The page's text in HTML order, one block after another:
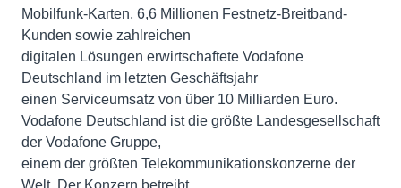
Mobilfunk-Karten, 6,6 Millionen Festnetz-Breitband-
Kunden sowie zahlreichen
digitalen Lösungen erwirtschaftete Vodafone
Deutschland im letzten Geschäftsjahr
einen Serviceumsatz von über 10 Milliarden Euro.
Vodafone Deutschland ist die größte Landesgesellschaft
der Vodafone Gruppe,
einem der größten Telekommunikationskonzerne der
Welt. Der Konzern betreibt